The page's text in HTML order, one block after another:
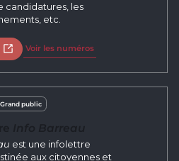
candidatures, les
etc.
Open in new tab
Voir les numéros
Grand public
est une infolettre
aux citoyennes et